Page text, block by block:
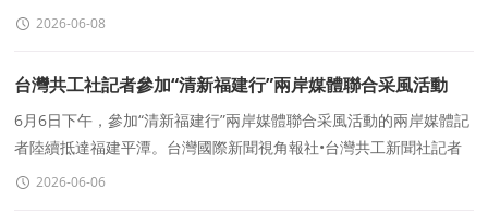
勢。長期以來，傳統天然氣、液化氣
2026-06-08
台灣共工社記者參加“清新福建行”兩岸媒體聯合采風活動
6月6日下午，參加“清新福建行”兩岸媒體聯合采風活動的兩岸媒體記
者陸續抵達福建平潭。台灣國際新聞視角報社•台灣共工新聞社記者
于15時45分前往平潭國惠國際酒店會議中心一樓百合廳報到，并出
2026-06-06